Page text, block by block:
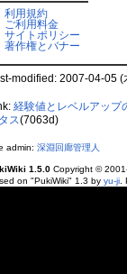
利用規約
ご利用料金
サイトポリシー
著作権とバナー
modified: 2007-04-05
経験値とレベルアップ
ス(7063d)
admin: 深淵回廊管理人
1.5.0 Copyright ©
on "PukiWiki" 1.3 by yu-ji